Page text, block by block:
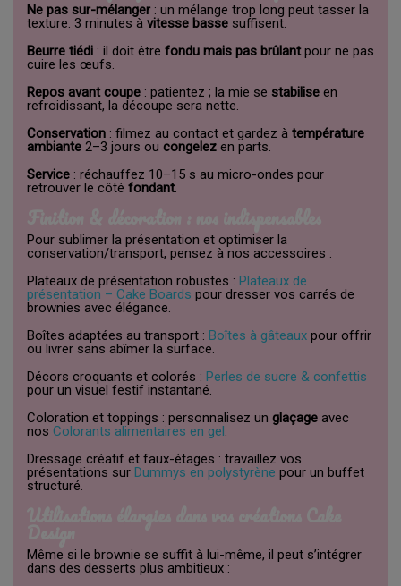
Ne pas sur-mélanger: un mélange trop long peut tasser la
texture. 3 minutes à vitesse basse suffisent.
Beurre tiédi : il doit être fondu mais pas brûlantpour ne pas
cuire les œufs.
Repos avant coupe : patientez ; la mie se stabilise en
refroidissant, la découpe sera nette.
Conservation : filmez au contact et gardez à température
ambiante 2–3 jours ou congelez en parts.
Service : réchauffez 10–15 s au micro-ondes pour
retrouver le côté fondant.
Pour sublimer la présentation et optimiser la
conservation/transport, pensez à nos accessoires :
Plateaux de présentation robustes : Plateaux de
présentation – Cake Boards pour dresser vos carrés de
brownies avec élégance.
Boîtes adaptées au transport : Boîtes à gâteaux pour offrir
ou livrer sans abîmer la surface.
Décors croquants et colorés : Perles de sucre & confettis
pour un visuel festif instantané.
Coloration et toppings : personnalisez un glaçage avec
nos Colorants alimentaires en gel
Dressage créatif et faux-étages : travaillez vos
présentations sur Dummys en polystyrène pour un buffet
structuré.
Même si le brownie se suffit à lui-même, il peut s’intégrer
dans des desserts plus ambitieux :